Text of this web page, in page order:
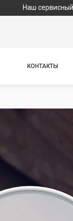
центр
КОНТАКТЫ